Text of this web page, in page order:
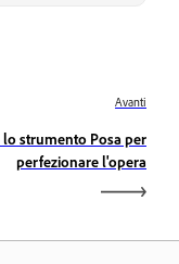
Avanti
lo strumento Posa per
perfezionare l'opera